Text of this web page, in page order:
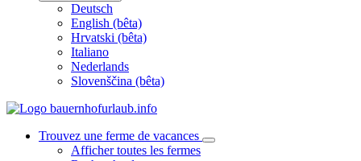
Deutsch
English (bêta)
Hrvatski (bêta)
Italiano
Nederlands
Slovenščina (bêta)
Trouvez une ferme de vacances
Afficher toutes les fermes